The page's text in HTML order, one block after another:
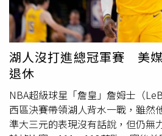
湖人沒打進總冠軍賽 美
退休
NBA超級球星「詹皇」詹姆士（
西區決賽帶領湖人背水一戰，雖然
準大三元的表現沒有話說，但仍無